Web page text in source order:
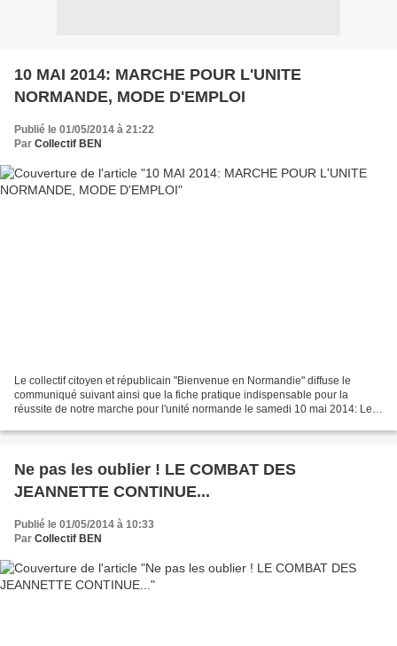
10 MAI 2014: MARCHE POUR L'UNITE
NORMANDE, MODE D'EMPLOI
Publié le 01/05/2014 à 21:22
Par Collectif BEN
Le collectif citoyen et républicain "Bienvenue en Normandie" diffuse le
communiqué suivant ainsi que la fiche pratique indispensable pour la
réussite de notre marche pour l'unité normande le samedi 10 mai 2014: Le
Ne pas les oublier ! LE COMBAT DES
JEANNETTE CONTINUE...
Publié le 01/05/2014 à 10:33
Par Collectif BEN